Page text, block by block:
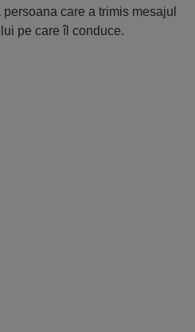
care a trimis mesajul
pe care îl conduce.